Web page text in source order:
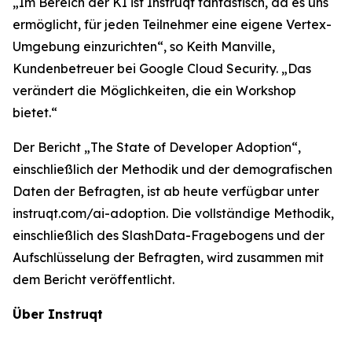
ermöglicht, für jeden Teilnehmer eine eigene Vertex-
Umgebung einzurichten“, so Keith Manville,
Kundenbetreuer bei Google Cloud Security. „Das
verändert die Möglichkeiten, die ein Workshop
bietet.“
Der Bericht „The State of Developer Adoption“,
einschließlich der Methodik und der demografischen
Daten der Befragten, ist ab heute verfügbar unter
instruqt.com/ai-adoption. Die vollständige Methodik,
einschließlich des SlashData-Fragebogens und der
Aufschlüsselung der Befragten, wird zusammen mit
dem Bericht veröffentlicht.
Über Instruqt